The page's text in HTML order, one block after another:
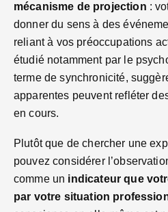
mécanisme de projection :
donner du sens à des
reliant à vos préoccupations
étudié notamment par le
terme de synchronicité,
apparentes peuvent refléter
en cours.
Plutôt que de chercher une
pouvez considérer
comme un indicateur que
par votre situation